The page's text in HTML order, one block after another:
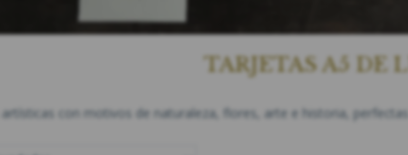
TARJETAS A5 DE
con motivos de naturaleza, flores, arte e historia,